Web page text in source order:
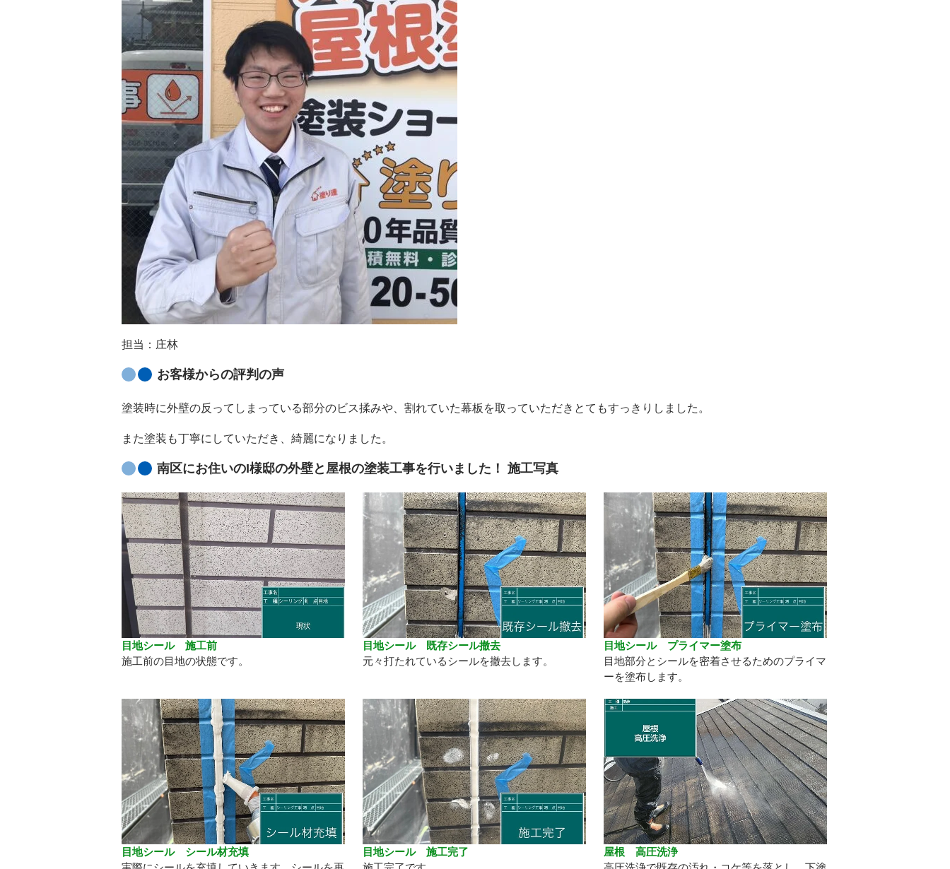
担当：庄林
お客様からの評判の声
塗装時に外壁の反ってしまっている部分のビス揉みや、割れていた幕板を取っていただきとてもすっきりしました。
また塗装も丁寧にしていただき、綺麗になりました。
南区にお住いのI様邸の外壁と屋根の塗装工事を行いました！ 施工写真
目地シール 施工前
施工前の目地の状態です。
目地シール 既存シール撤去
元々打たれているシールを撤去します。
目地シール プライマー塗布
目地部分とシールを密着させるためのプライマ
ーを塗布します。
目地シール シール材充填
目地シール 施工完了
屋根 高圧洗浄